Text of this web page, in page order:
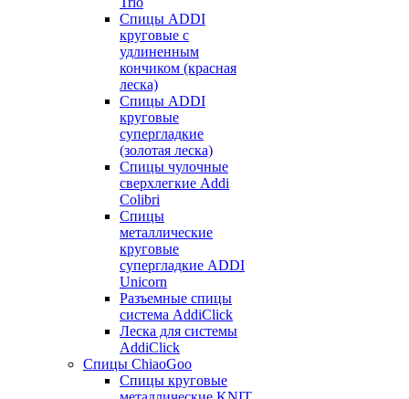
Спицы ADDI
круговые с
удлиненным
кончиком (красная
леска)
Спицы ADDI
круговые
супергладкие
(золотая леска)
Спицы чулочные
сверхлегкие Addi
Colibri
Спицы
металлические
круговые
супергладкие ADDI
Unicorn
Разъемные спицы
система AddiClick
Леска для системы
AddiClick
Спицы ChiaoGoo
Спицы круговые